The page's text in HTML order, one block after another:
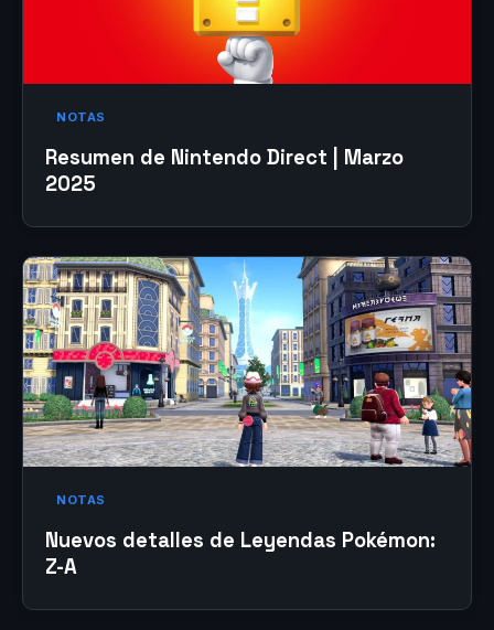
NOTAS
Resumen de Nintendo Direct | Marzo
2025
NOTAS
Nuevos detalles de Leyendas Pokémon:
Z-A